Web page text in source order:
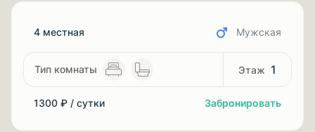
4 местная Мужская
1
1300 ₽ / сутки Забронировать